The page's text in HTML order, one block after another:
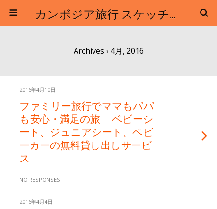
カンボジア旅行 スケッチトラベル / クロマーツアーズ
Archives › 4月, 2016
2016年4月10日
ファミリー旅行でママもパパ
も安心・満足の旅 ベビーシ
ート、ジュニアシート、ベビ
ーカーの無料貸し出しサービ
ス
NO RESPONSES
2016年4月4日